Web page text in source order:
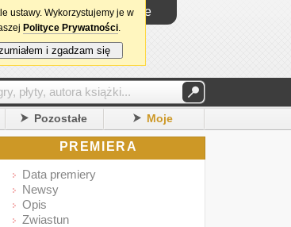
Logowanie
Pozostałe Moje
PREMIERA
Data premiery
Newsy
Opis
Zwiastun
ustawy. Wykorzystujemy je w
Polityce Prywatności.
i zgadzam się